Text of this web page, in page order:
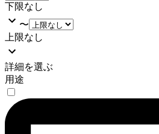
下限なし
〜
上限なし
詳細を選ぶ
用途